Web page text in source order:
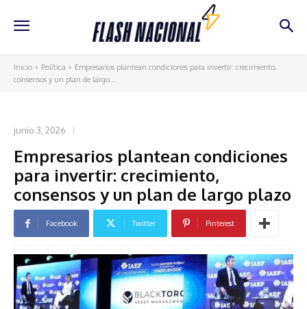
Inicio Política
Empresarios plantean condiciones para invertir: crecimiento,
consensos y un plan de largo...
junio 3, 2026
Empresarios plantean condiciones
para invertir: crecimiento,
consensos y un plan de largo plazo
Facebook Twitter Pinterest